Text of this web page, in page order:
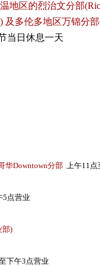
地区的烈治文分部
多伦多地区万锦分
当日休息一天
华Downtown分部 上午11点
5点营业
)
下午3点营业